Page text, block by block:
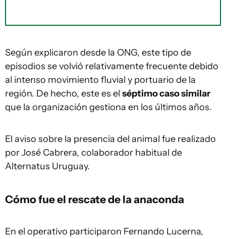
Según explicaron desde la ONG, este tipo de
episodios se volvió relativamente frecuente debido
al intenso movimiento fluvial y portuario de la
región. De hecho, este es el séptimo caso similar
que la organización gestiona en los últimos años.
El aviso sobre la presencia del animal fue realizado
por José Cabrera, colaborador habitual de
Alternatus Uruguay.
Cómo fue el rescate de la anaconda
En el operativo participaron Fernando Lucerna,